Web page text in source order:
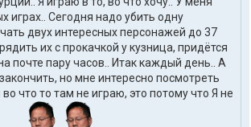
играх.. Сегодня надо убить одну
двух интересных персонажей до 37
их с прокачкой у кузница, придётся
почте пару часов.. Итак каждый день.. А
но мне интересно посмотреть
что то там не играю, это потому что Я не